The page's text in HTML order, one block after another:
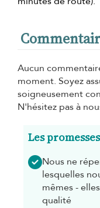
Aucun
moment. Soyez
soigneusement
N'hésitez pas à
Les
Nous ne
lesquelles
mêmes -
qualité